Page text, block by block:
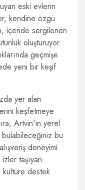
eski evlerin
kendine özgü
içeride sergilenen
oluşturuyor.
geçmişe
yeni bir keşif
yer alan
keşfetmeye
Artvin'in yerel
bu
deneyimi
taşıyan
kültüre destek